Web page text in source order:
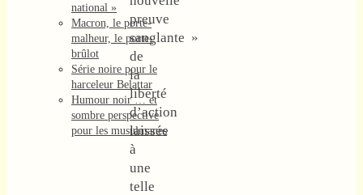
preuve
sanglante »
de
la
liberté
d’action
laissée
à
une
telle
national »
Macron, le porte-
malheur, le porte-
brûlot
Série noire pour le
harceleur Belattar
Humour noir … et
sombre perspective
pour les musulmanes